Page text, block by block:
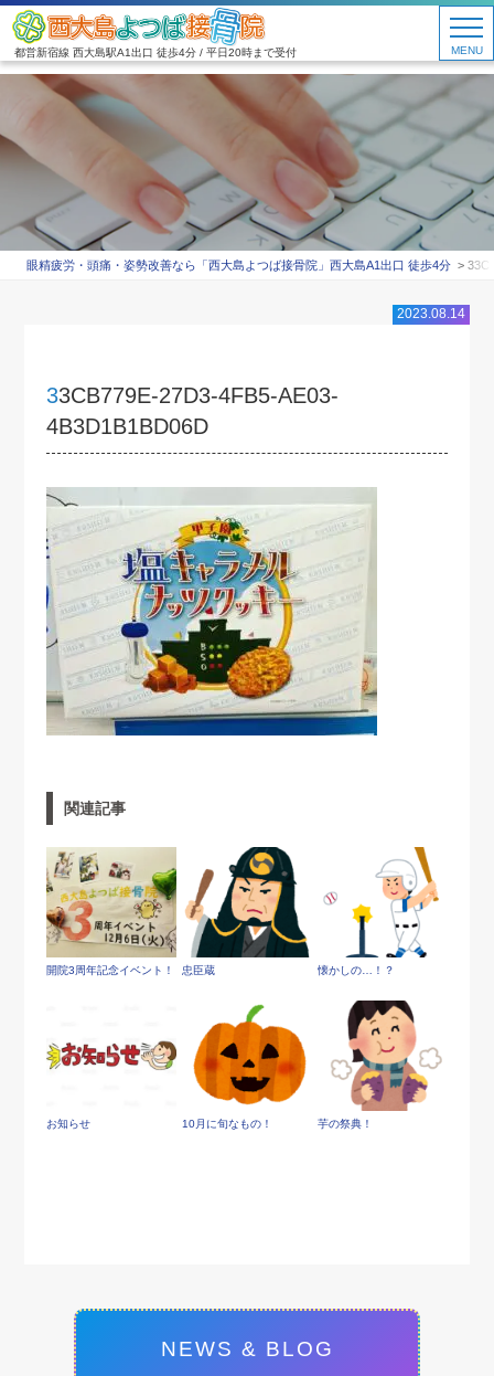
都営新宿線 西大島駅A1出口 徒歩4分 / 平日20時まで受付 MENU
眼精疲労・頭痛・姿勢改善なら「西大島よつば接骨院」西大島A1出口 徒歩4分
2023.08.14
33CB779E-27D3-4FB5-AE03-
4B3D1B1BD06D
関連記事
開院3周年記念イベント！ 忠臣蔵 懐かしの…！？
お知らせ 10月に旬なもの！ 芋の祭典！
NEWS & BLOG